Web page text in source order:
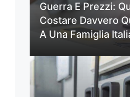
Guerra E Prezzi:
Costare Davvero
A Una Famiglia